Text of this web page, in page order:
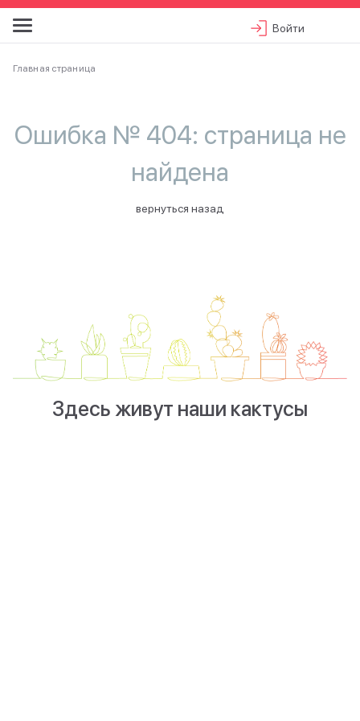
Войти
Главная страница
Ошибка № 404: страница не
найдена
вернуться назад
Здесь живут наши кактусы